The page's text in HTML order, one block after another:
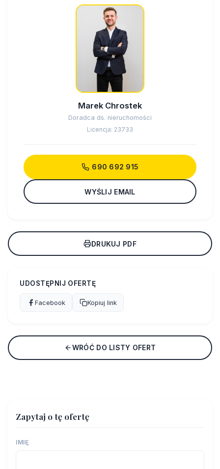
Marek Chrostek
Doradca ds. nieruchomości
Licencja: 23733
690 692 915
WYŚLIJ EMAIL
DRUKUJ PDF
UDOSTĘPNIJ OFERTĘ
Facebook Kopiuj link
WRÓĆ DO LISTY OFERT
Zapytaj o tę ofertę
IMIĘ